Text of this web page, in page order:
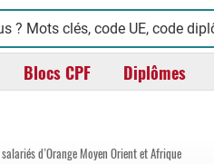
Blocs CPF Diplômes
d’Orange Moyen Orient et Afrique